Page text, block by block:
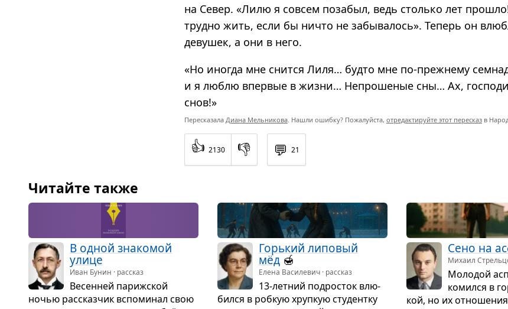
на Север. «Лилю я совсем позабыл, ведь столько лет
трудно жить, если бы ничто не забывалось». Теперь он
девушек, а они в него.
«Но иногда мне снится Лиля… будто мне по-прежнему
и я люблю впервые в жизни… Непрошеные сны… Ах,
снов!»
Пересказала Диана Мельникова. Нашли ошибку? Пожалуйста, отредактируйте этот пересказ в
👍 2130 👎 💬 21
Читайте также
В одной зна­ко­мой
улице
Иван Бунин · рассказ
Весен­ней париж­ской
ночью рас­сказ­чик вспо­ми­нал свою
Горь­кий липо­вый
мёд 🍯
Елена Василевич · рассказ
13-лет­ний под­ро­сток влю­
бился в роб­кую хруп­кую сту­дентку
Сено на
Михаил
Моло­дой
ко­мился в
кой, но их